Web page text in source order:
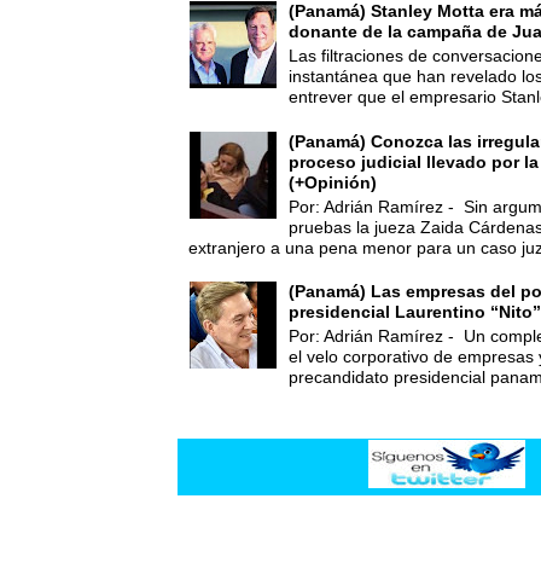
(Panamá) Stanley Motta era
donante de la campaña de
Las filtraciones de
instantánea que han revelado
entrever que el empresario
(Panamá) Conozca las
proceso judicial llevado por
(+Opinión)
Por: Adrián Ramírez - Sin
pruebas la jueza Zaida
extranjero a una pena menor para un caso
(Panamá) Las empresas del
presidencial Laurentino
Por: Adrián Ramírez - Un
el velo corporativo de empresas
precandidato presidencial